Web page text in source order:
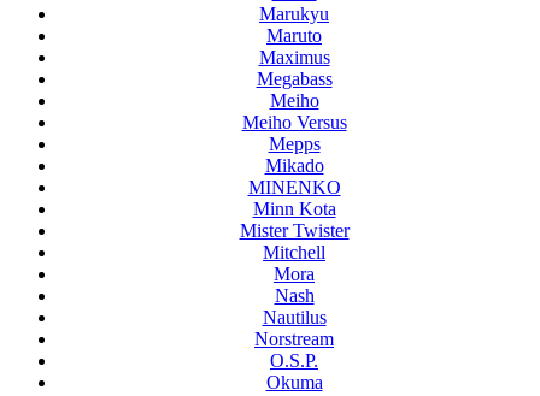
Marukyu
Maruto
Maximus
Megabass
Meiho
Meiho Versus
Mepps
Mikado
MINENKO
Minn Kota
Mister Twister
Mitchell
Mora
Nash
Nautilus
Norstream
O.S.P.
Okuma